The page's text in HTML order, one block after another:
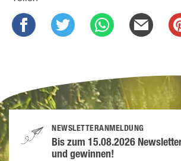
NEWSLETTERANMELDUNG
Bis zum 15.08.2026
und gewinnen!